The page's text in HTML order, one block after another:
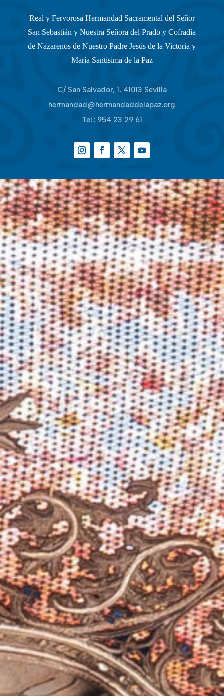
Real y Fervorosa Hermandad Sacramental del Señor
San Sebastián y Nuestra Señora del Prado y Cofradía
de Nazarenos de Nuestro Padre Jesús de la Victoria y
María Santísima de la Paz
C/ San Salvador, 1, 41013 Sevilla
hermandad@hermandaddelapaz.org
Tel.: 954 23 29 61